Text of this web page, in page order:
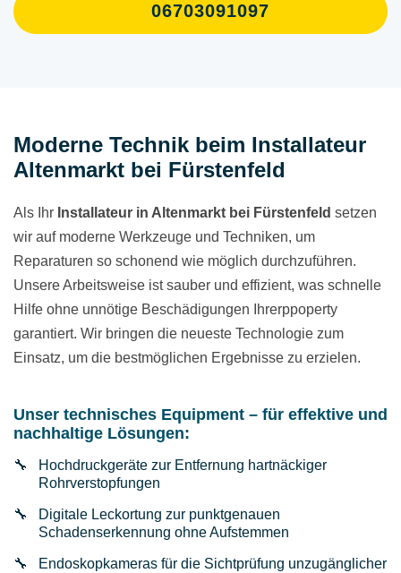
06703091097
Moderne Technik beim Installateur
Altenmarkt bei Fürstenfeld
Als Ihr Installateur in Altenmarkt bei Fürstenfeld setzen
wir auf moderne Werkzeuge und Techniken, um
Reparaturen so schonend wie möglich durchzuführen.
Unsere Arbeitsweise ist sauber und effizient, was schnelle
Hilfe ohne unnötige Beschädigungen Ihrerрроperty
garantiert. Wir bringen die neueste Technologie zum
Einsatz, um die bestmöglichen Ergebnisse zu erzielen.
Unser technisches Equipment – für effektive und
nachhaltige Lösungen:
Hochdruckgeräte zur Entfernung hartnäckiger
Rohrverstopfungen
Digitale Leckortung zur punktgenauen
Schadenserkennung ohne Aufstemmen
Endoskopkameras für die Sichtprüfung unzugänglicher